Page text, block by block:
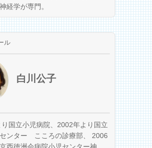
経学が専門。
ル
白川公子
国立小児病院、2002年より国立
ンター こころの診療部、 2006
西徳洲会病院小児センター神